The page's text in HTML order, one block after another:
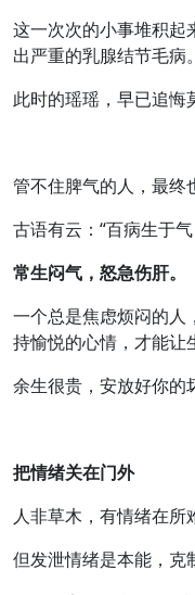
这一次次的小事堆积起
出严重的乳腺结节毛病。
此时的瑶瑶，早已追悔
管不住脾气的人，最终
古语有云：“百病生于
常生闷气，怒急伤肝。
一个总是焦虑烦闷的人
持愉悦的心情，才能让
余生很贵，安放好你的
把情绪关在门外
人非草木，有情绪在所
但发泄情绪是本能，克